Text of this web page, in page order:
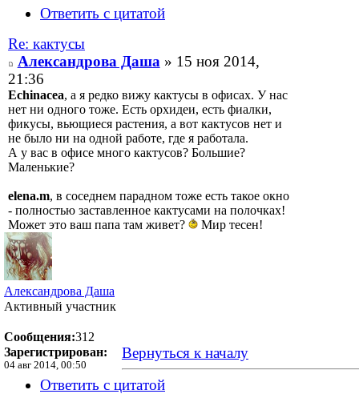
Ответить с цитатой
Re: кактусы
Александрова Даша » 15 ноя 2014,
21:36
Echinacea, а я редко вижу кактусы в офисах. У нас
нет ни одного тоже. Есть орхидеи, есть фиалки,
фикусы, вьющиеся растения, а вот кактусов нет и
не было ни на одной работе, где я работала.
А у вас в офисе много кактусов? Большие?
Маленькие?
elena.m, в соседнем парадном тоже есть такое окно
- полностью заставленное кактусами на полочках!
Может это ваш папа там живет?
Мир тесен!
Александрова Даша
Активный участник
Сообщения:312
Зарегистрирован:
04 авг 2014, 00:50
Вернуться к началу
Ответить с цитатой